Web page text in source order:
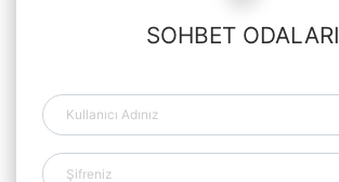
SOHBET ODALARI